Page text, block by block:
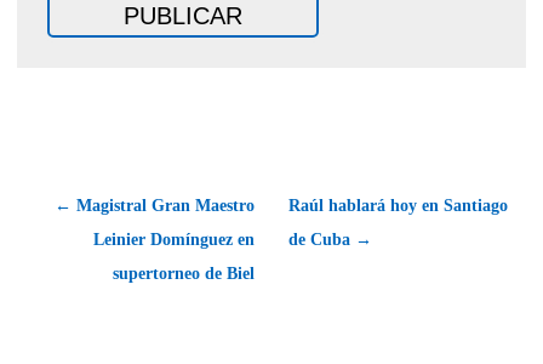
← Magistral Gran Maestro
Leinier Domínguez en
supertorneo de Biel
Raúl hablará hoy en Santiago
de Cuba →